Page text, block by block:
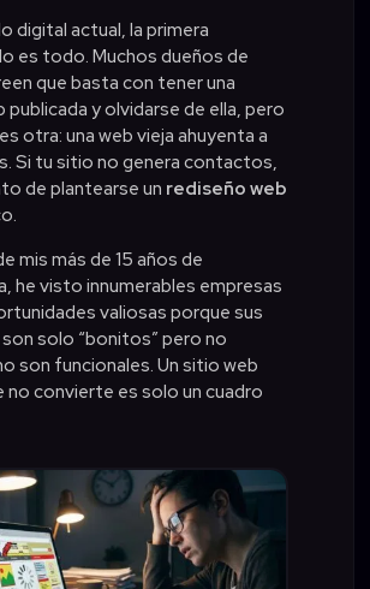
digital actual, la primera
es todo. Muchos dueños de
que basta con tener una
publicada y olvidarse de ella, pero
otra: una web vieja ahuyenta a
Si tu sitio no genera contactos,
de plantearse un rediseño web
mis más de 15 años de
he visto innumerables empresas
valiosas porque sus
solo “bonitos” pero no
son funcionales. Un sitio web
no convierte es solo un cuadro